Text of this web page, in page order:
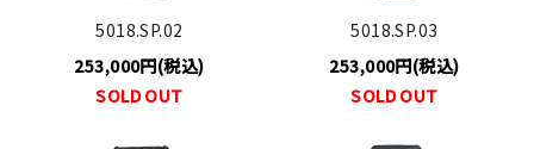
5018.SP.02
253,000円(税込)
SOLD OUT
5018.SP.03
253,000円(税込)
SOLD OUT